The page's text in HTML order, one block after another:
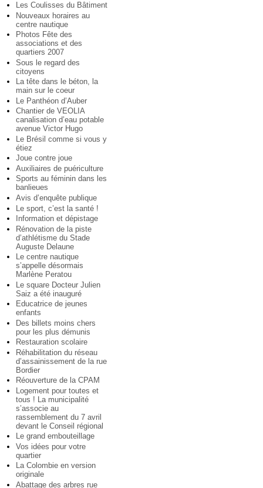
Les Coulisses du Bâtiment
Nouveaux horaires au
centre nautique
Photos Fête des
associations et des
quartiers 2007
Sous le regard des
citoyens
La tête dans le béton, la
main sur le coeur
Le Panthéon d’Auber
Chantier de VEOLIA
canalisation d’eau potable
avenue Victor Hugo
Le Brésil comme si vous y
étiez
Joue contre joue
Auxiliaires de puériculture
Sports au féminin dans les
banlieues
Avis d’enquête publique
Le sport, c’est la santé !
Information et dépistage
Rénovation de la piste
d’athlétisme du Stade
Auguste Delaune
Le centre nautique
s’appelle désormais
Marlène Peratou
Le square Docteur Julien
Saiz a été inauguré
Educatrice de jeunes
enfants
Des billets moins chers
pour les plus démunis
Restauration scolaire
Réhabilitation du réseau
d’assainissement de la rue
Bordier
Réouverture de la CPAM
Logement pour toutes et
tous ! La municipalité
s’associe au
rassemblement du 7 avril
devant le Conseil régional
Le grand embouteillage
Vos idées pour votre
quartier
La Colombie en version
originale
Abattage des arbres rue